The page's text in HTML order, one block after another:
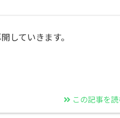
していきます。
この記事を読